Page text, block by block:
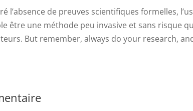
l’absence de preuves scientifiques formelles,
être une méthode peu invasive et sans risque
But remember, always do your research,